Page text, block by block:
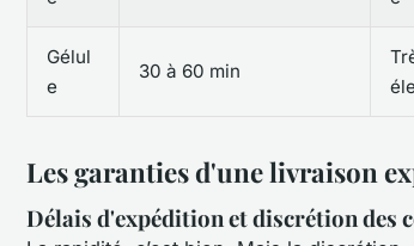
Gélul
e
30 à 60 min
Les garanties d'une livraison
Délais d'expédition et discrétion des